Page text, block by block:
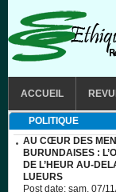
ACCUEIL
POLITIQUE
AU CŒUR DES
BURUNDAISES :
DE L’HEUR AU-
LUEURS
Post date: sam, 07/